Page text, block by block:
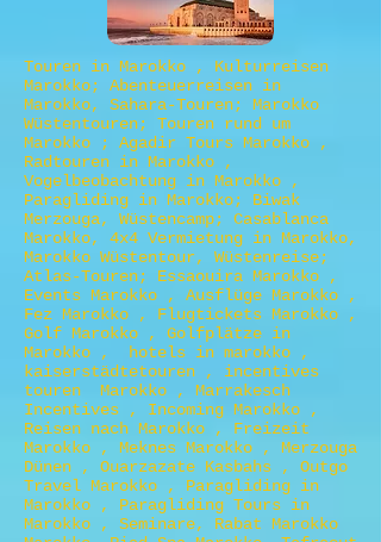
Touren in Marokko , Kulturreisen
Marokko; Abenteuerreisen in
Marokko, Sahara-Touren; Marokko
Wüstentouren; Touren rund um
Marokko ; Agadir Tours Marokko ,
Radtouren in Marokko ,
Vogelbeobachtung in Marokko ,
Paragliding in Marokko; Biwak
Merzouga, Wüstencamp; Casablanca
Marokko, 4x4 Vermietung in Marokko,
Marokko Wüstentour, Wüstenreise;
Atlas-Touren; Essaouira Marokko ,
Events Marokko , Ausflüge Marokko ,
Fez Marokko , Flugtickets Marokko ,
Golf Marokko , Golfplätze in
Marokko , hotels in marokko ,
kaiserstädtetouren , incentives
touren Marokko , Marrakesch
Incentives , Incoming Marokko ,
Reisen nach Marokko , Freizeit
Marokko , Meknes Marokko , Merzouga
Dünen , Ouarzazate Kasbahs , Outgo
Travel Marokko , Paragliding in
Marokko , Paragliding Tours in
Marokko , Seminare, Rabat Marokko